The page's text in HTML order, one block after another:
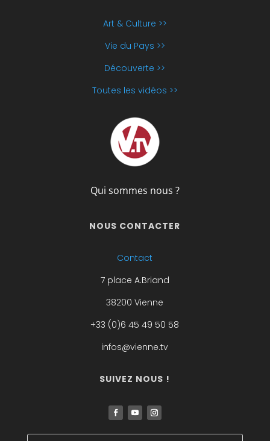
Art & Culture >>
Vie du Pays >>
Découverte >>
Toutes les vidéos >>
Qui sommes nous ?
NOUS CONTACTER
Contact
7 place A.Briand
38200 Vienne
+33 (0)6 45 49 50 58
infos@vienne.tv
SUIVEZ NOUS !